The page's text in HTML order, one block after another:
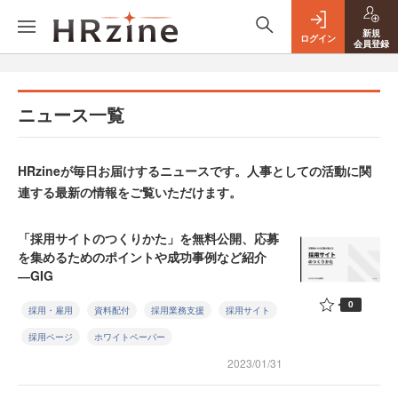
ログイン
新規
会員登録
ニュース一覧
HRzineが毎日お届けするニュースです。人事としての活動に関
連する最新の情報をご覧いただけます。
「採用サイトのつくりかた」を無料公開、応募
を集めるためのポイントや成功事例など紹介
―GIG
採用・雇用 資料配付 採用業務支援 採用サイト
採用ページ ホワイトペーパー
2023/01/31
0